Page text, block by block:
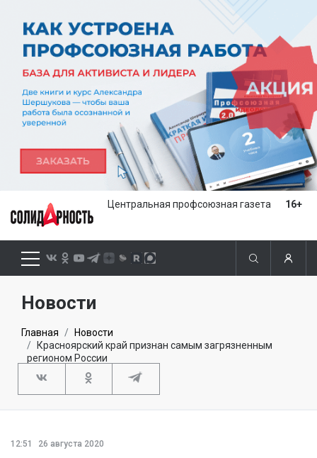
Центральная профсоюзная газета 16+
Новости
Главная
Новости
Красноярский край признан самым загрязненным
регионом России
12:51 26 августа 2020